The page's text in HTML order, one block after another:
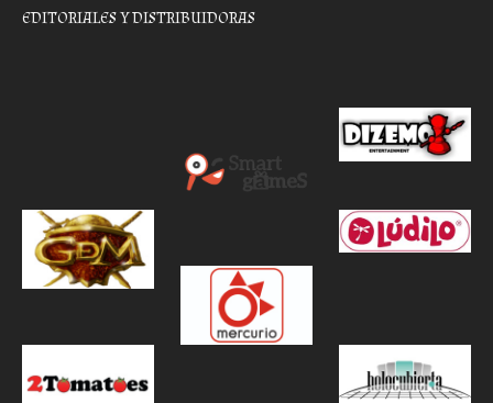
EDITORIALES Y DISTRIBUIDORAS